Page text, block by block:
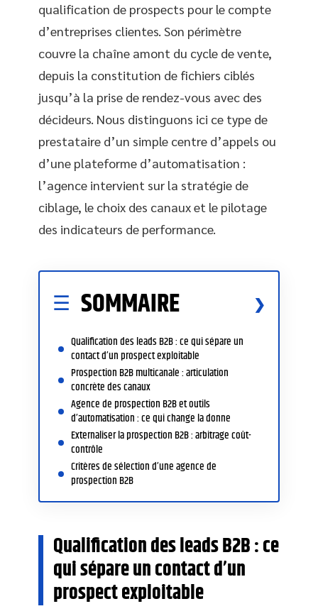
qualification de prospects pour le compte
d’entreprises clientes. Son périmètre
couvre la chaîne amont du cycle de vente,
depuis la constitution de fichiers ciblés
jusqu’à la prise de rendez-vous avec des
décideurs. Nous distinguons ici ce type de
prestataire d’un simple centre d’appels ou
d’une plateforme d’automatisation :
l’agence intervient sur la stratégie de
ciblage, le choix des canaux et le pilotage
des indicateurs de performance.
SOMMAIRE
Qualification des leads B2B : ce qui sépare un
contact d’un prospect exploitable
Prospection B2B multicanale : articulation
concrète des canaux
Agence de prospection B2B et outils
d’automatisation : ce qui change la donne
Externaliser la prospection B2B : arbitrage coût-
contrôle
Critères de sélection d’une agence de
prospection B2B
Qualification des leads B2B : ce
qui sépare un contact d’un
prospect exploitable